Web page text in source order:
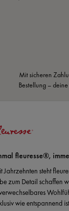
Mit sicheren
Bestellung –
fleuresse®,
Jahrzehnten steht
zum Detail schaffen
wie entspannend